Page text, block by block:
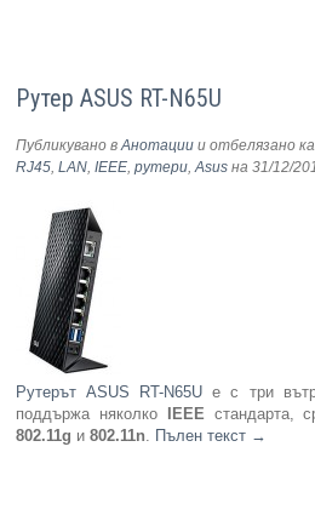
Рутер ASUS RT-N65U
Публикувано вАнотации и отбелязано
RJ45,LAN,IEEE,рутери,Asus на 31/12/
Рутерът ASUS RT-N65U е с три
поддържа няколко
IEEE стандарта,
802.11g и802.11n. Пълен текст →